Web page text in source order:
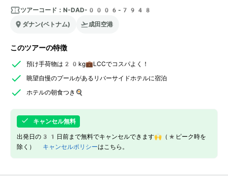
ツアーコード： N-DAD-0006-7948
ダナン(ベトナム)
成田空港
このツアーの特徴
預け手荷物は20kg💼LCCでコスパよく！
眺望自慢のプールがあるリバーサイドホテルに宿泊
ホテルの朝食つき🍳
キャンセル無料
出発日の31日前まで無料でキャンセルできます🙌（*ピーク時を
除く） キャンセルポリシーはこちら。